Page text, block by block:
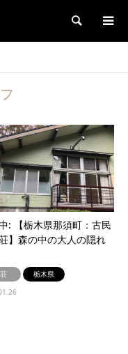
検索
: 【栃木県那須町：古民
】森の中の大人の隠れ
栃木県